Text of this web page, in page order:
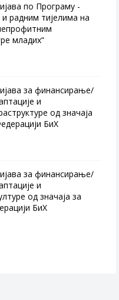
по Програму -
радним тијелима на
младих“
за финансирање/
и
од значаја
БиХ
за финансирање/
и
од значаја за
БиХ